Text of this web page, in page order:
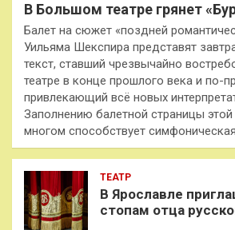
В Большом театре грянет
Балет на сюжет «поздней
Уильяма Шекспира представят
текст, ставший чрезвычайно
театре в конце прошлого века и по-
привлекающий всё новых
Заполнению балетной страницы этой
многом способствует
ТЕАТР
В Ярославле
стопам отца